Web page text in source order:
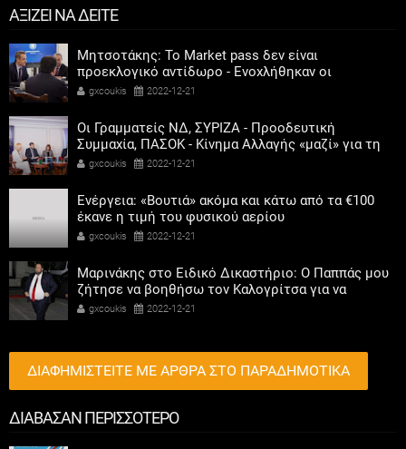
ΑΞΙΖΕΙ ΝΑ ΔΕΙΤΕ
Μητσοτάκης: Το Market pass δεν είναι
προεκλογικό αντίδωρο - Ενοχλήθηκαν οι
αριστεροί του χαβιαριού
gxcoukis 2022-12-21
Οι Γραμματείς ΝΔ, ΣΥΡΙΖΑ - Προοδευτική
Συμμαχία, ΠΑΣΟΚ - Κίνημα Αλλαγής «μαζί» για τη
συμμετοχή των γυναικών στην πολιτική
gxcoukis 2022-12-21
Ενέργεια: «Βουτιά» ακόμα και κάτω από τα €100
έκανε η τιμή του φυσικού αερίου
gxcoukis 2022-12-21
Μαρινάκης στο Ειδικό Δικαστήριο: Ο Παππάς μου
ζήτησε να βοηθήσω τον Καλογρίτσα για να
αποκτήσει σταθμό ο ΣΥΡΙΖΑ
gxcoukis 2022-12-21
ΔΙΑΦΗΜΙΣΤΕΙΤΕ ΜΕ ΑΡΘΡΑ ΣΤΟ ΠΑΡΑΔΗΜΟΤΙΚΑ
ΔΙΑΒΑΣΑΝ ΠΕΡΙΣΣΟΤΕΡΟ